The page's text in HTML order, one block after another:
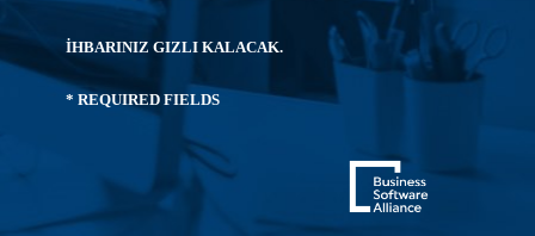
İHBARINIZ GIZLI KALACAK.
* REQUIRED FIELDS